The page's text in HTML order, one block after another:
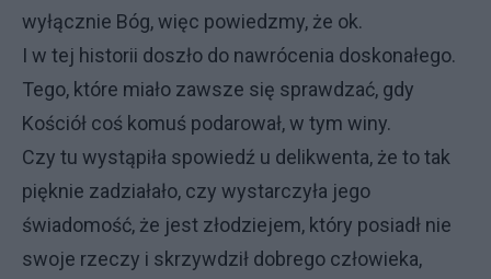
wyłącznie Bóg, więc powiedzmy, że ok.
I w tej historii doszło do nawrócenia doskonałego.
Tego, które miało zawsze się sprawdzać, gdy
Kościół coś komuś podarował, w tym winy.
Czy tu wystąpiła spowiedź u delikwenta, że to tak
pięknie zadziałało, czy wystarczyła jego
świadomość, że jest złodziejem, który posiadł nie
swoje rzeczy i skrzywdził dobrego człowieka,